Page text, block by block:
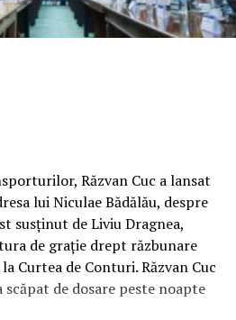
Răzvan Cuc a lansat
lui Niculae Bădălău, despre
susţinut de Liviu Dragnea,
de graţie drept răzbunare
Curtea de Conturi. Răzvan Cuc
scăpat de dosare peste noapte